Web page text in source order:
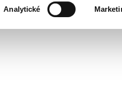
Analytické